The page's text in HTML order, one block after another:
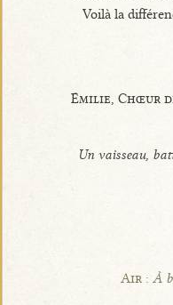
Voilà la
Émilie, Chœur
Un vaisseau,
Air :À